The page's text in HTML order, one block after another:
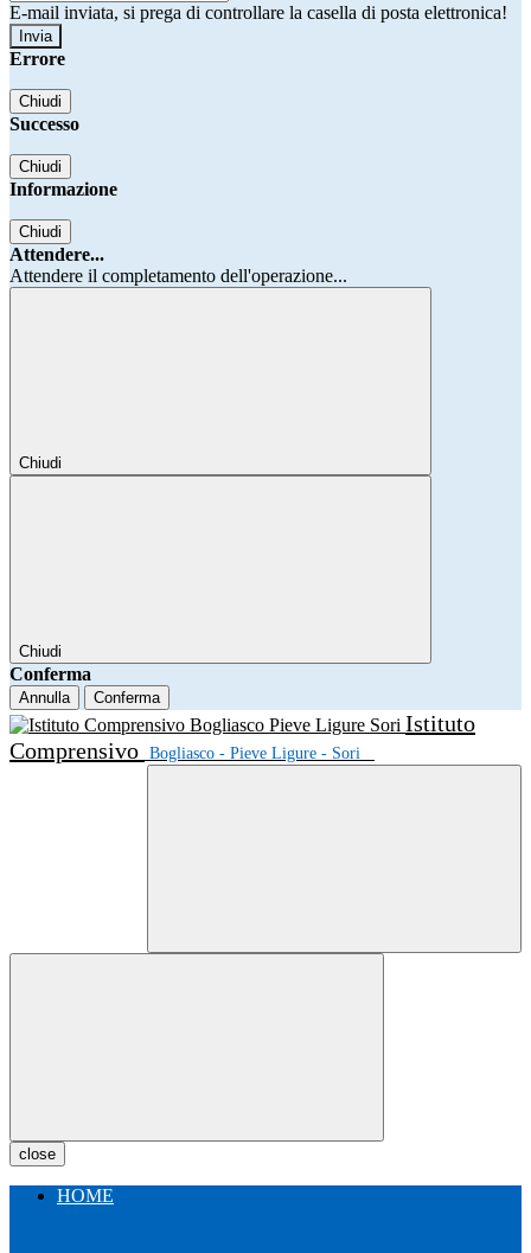
E-mail inviata, si prega di controllare la casella di posta elettronica!
Errore
Chiudi
Successo
Chiudi
Informazione
Chiudi
Attendere...
Attendere il completamento dell'operazione...
Chiudi
Chiudi
Conferma
Annulla Conferma
Istituto
Comprensivo Bogliasco - Pieve Ligure - Sori
close
HOME